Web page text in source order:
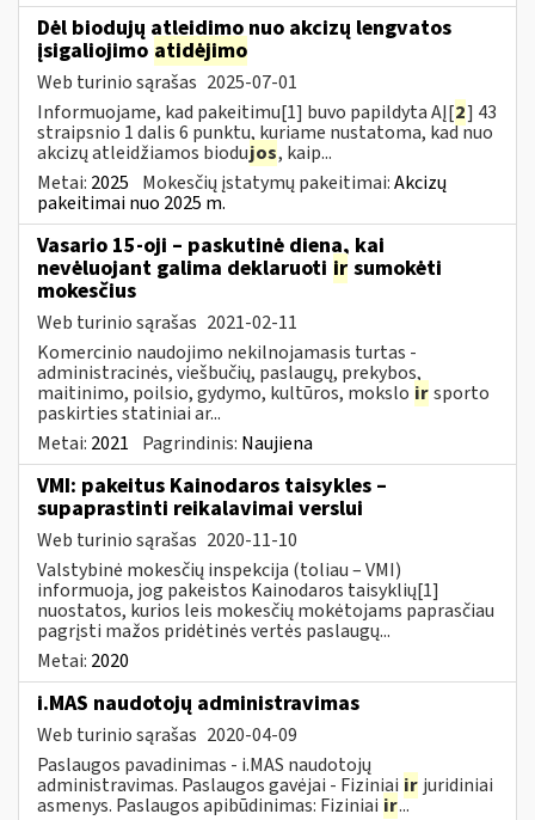
Dėl biodujų atleidimo nuo akcizų lengvatos
įsigaliojimo atidėjimo
Web turinio sąrašas 2025-07-01
Informuojame, kad pakeitimu[1] buvo papildyta AĮ[2] 43
straipsnio 1 dalis 6 punktu, kuriame nustatoma, kad nuo
akcizų atleidžiamos biodujos, kaip...
Metai: 2025 Mokesčių įstatymų pakeitimai:Akcizų
pakeitimai nuo 2025 m.
Vasario 15-oji – paskutinė diena, kai
nevėluojant galima deklaruoti ir sumokėti
mokesčius
Web turinio sąrašas 2021-02-11
Komercinio naudojimo nekilnojamasis turtas -
administracinės, viešbučių, paslaugų, prekybos,
maitinimo, poilsio, gydymo, kultūros, mokslo irsporto
paskirties statiniai ar...
Metai: 2021 Pagrindinis: Naujiena
VMI: pakeitus Kainodaros taisykles –
supaprastinti reikalavimai verslui
Web turinio sąrašas 2020-11-10
Valstybinė mokesčių inspekcija (toliau – VMI)
informuoja, jog pakeistos Kainodaros taisyklių[1]
nuostatos, kurios leis mokesčių mokėtojams paprasčiau
pagrįsti mažos pridėtinės vertės paslaugų...
Metai: 2020
i.MAS naudotojų administravimas
Web turinio sąrašas 2020-04-09
Paslaugos pavadinimas - i.MAS naudotojų
administravimas. Paslaugos gavėjai - Fiziniai ir juridiniai
asmenys. Paslaugos apibūdinimas: Fiziniai ir...